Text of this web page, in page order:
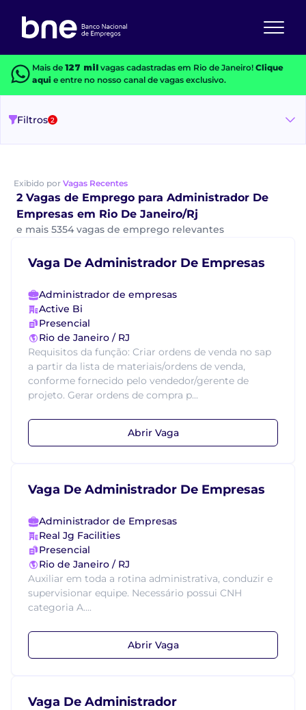
Mais de 127 milvagas cadastradas em Rio de Janeiro! Clique
aquie entre no nosso canal de vagas exclusivo.
Filtros 2
Exibido por Vagas Recentes
2 Vagas de Emprego para Administrador De
Empresas em Rio De Janeiro/Rj
e mais 5354 vagas de emprego relevantes
Vaga De Administrador De Empresas
Administrador de empresas
Active Bi
Presencial
Rio de Janeiro / RJ
Requisitos da função: Criar ordens de venda no sap
a partir da lista de materiais/ordens de venda,
conforme fornecido pelo vendedor/gerente de
projeto. Gerar ordens de compra p...
Abrir Vaga
Vaga De Administrador De Empresas
Administrador de Empresas
Real Jg Facilities
Presencial
Rio de Janeiro / RJ
Auxiliar em toda a rotina administrativa, conduzir e
supervisionar equipe. Necessário possui CNH
categoria A....
Abrir Vaga
Vaga De Administrador